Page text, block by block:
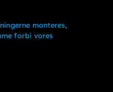
monteres,
forbi vores